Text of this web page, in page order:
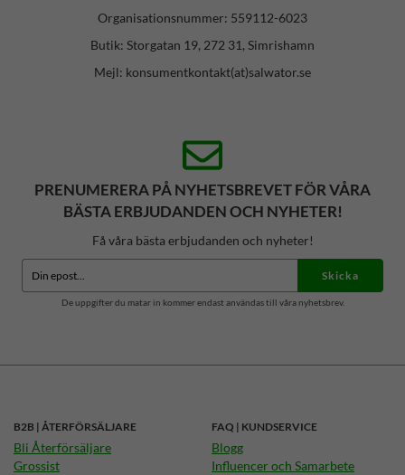
Organisationsnummer: 559112-6023
Butik: Storgatan 19, 272 31, Simrishamn
Mejl: konsumentkontakt(at)salwator.se
PRENUMERERA PÅ NYHETSBREVET FÖR VÅRA
BÄSTA ERBJUDANDEN OCH NYHETER!
Få våra bästa erbjudanden och nyheter!
Skicka
De uppgifter du matar in kommer endast användas till våra nyhetsbrev.
B2B | ÅTERFÖRSÄLJARE
Bli Återförsäljare
Grossist
FAQ | KUNDSERVICE
Blogg
Influencer och Samarbete